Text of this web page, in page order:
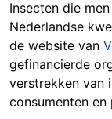
Insecten die
Nederlandse
de website van
gefinancierde
verstrekken van
consumenten en